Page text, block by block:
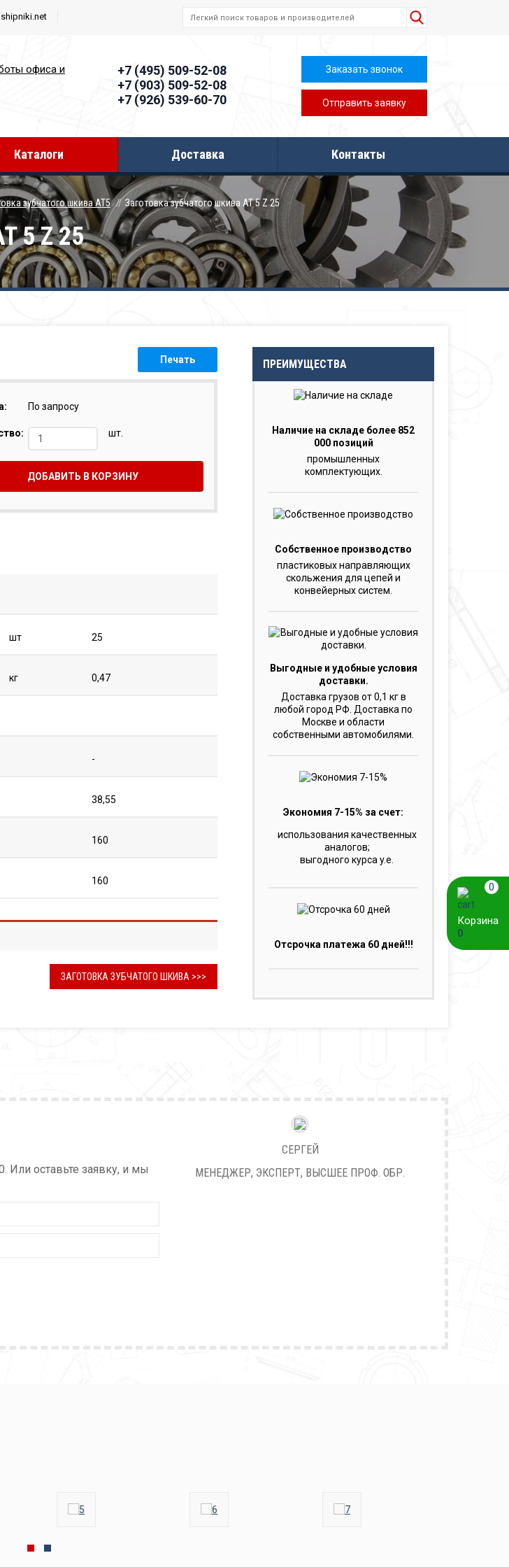
офиcа и
+7 (495) 509-52-08
+7 (903) 509-52-08
+7 (926) 539-60-70
Заказать звонок
Отправить заявку
Каталоги Доставка Контакты
зубчатого шкива AT5 Заготовка зубчатого шкива AT 5 Z 25
5 Z 25
Печать
По запросу
шт.
ДОБАВИТЬ В КОРЗИНУ
шт 25
кг 0,47
-
38,55
160
160
ЗАГОТОВКА ЗУБЧАТОГО ШКИВА >>>
ПРЕИМУЩЕСТВА
Наличие на складе более 852
000 позиций
промышленных
комплектующих.
Собственное производство
пластиковых направляющих
скольжения для цепей и
конвейерных систем.
Выгодные и удобные условия
доставки.
Доставка грузов от 0,1 кг в
любой город РФ. Доставка по
Москве и области
собственными автомобилями.
Экономия 7-15% за счет:
использования качественных
аналогов;
выгодного курса y.e.
Отсрочка платежа 60 дней!!!
Или оставьте заявку, и мы
СЕРГЕЙ
МЕНЕДЖЕР, ЭКСПЕРТ, ВЫСШЕЕ ПРОФ. ОБР.
Корзина
0
0